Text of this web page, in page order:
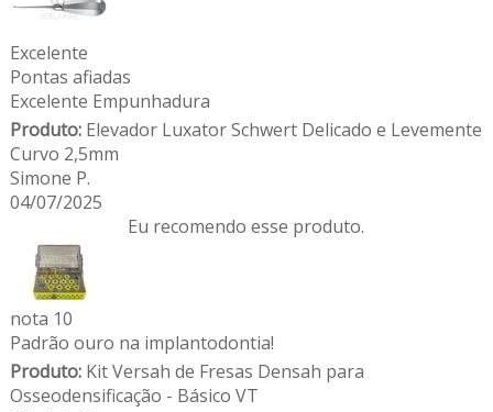
Excelente
Pontas afiadas
Excelente Empunhadura
Produto:Elevador Luxator Schwert Delicado e Levemente
Curvo 2,5mm
Simone P.
04/07/2025
Eu recomendo esse produto.
nota 10
Padrão ouro na implantodontia!
Produto:Kit Versah de Fresas Densah para
Osseodensificação - Básico VT